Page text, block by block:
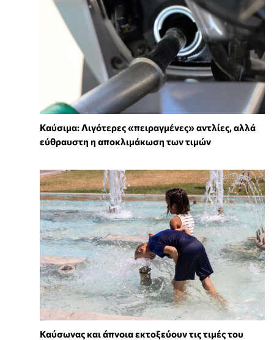
Καύσιμα: Λιγότερες «πειραγμένες» αντλίες, αλλά
εύθραυστη η αποκλιμάκωση των τιμών
Καύσωνας και άπνοια εκτοξεύουν τις τιμές του